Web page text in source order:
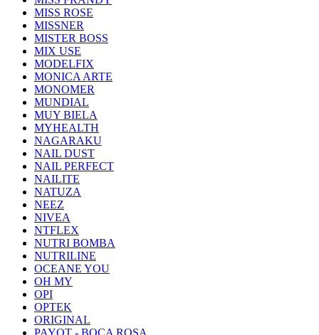
MISS ROSE
MISSNER
MISTER BOSS
MIX USE
MODELFIX
MONICA ARTE
MONOMER
MUNDIAL
MUY BIELA
MYHEALTH
NAGARAKU
NAIL DUST
NAIL PERFECT
NAILITE
NATUZA
NEEZ
NIVEA
NTFLEX
NUTRI BOMBA
NUTRILINE
OCEANE YOU
OH MY
OPI
OPTEK
ORIGINAL
PAYOT - BOCA ROSA